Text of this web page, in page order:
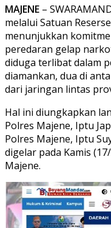
MAJENE –
melalui Satuan
menunjukkan
peredaran gelap
diduga terlibat dalam
diamankan, dua di
dari jaringan lintas
Hal ini diungkapkan
Polres Majene, Iptu
Polres Majene, Iptu
digelar pada Kamis
Majene.